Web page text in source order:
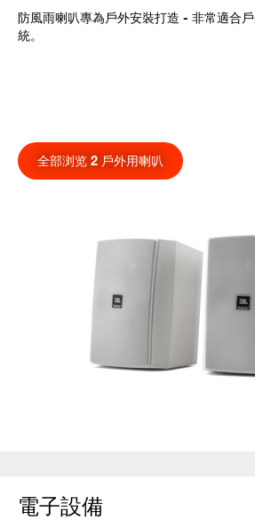
防風雨喇叭專為戶外安裝打造 - 非常適合
統。
全部浏览 2 戶外用喇叭
電子設備